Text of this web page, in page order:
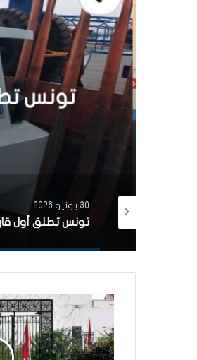
تونس
30 يونيو 2026